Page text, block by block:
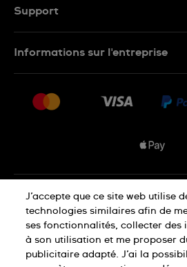
Support
Conditions De Vente
Informations sur l'entreprise
Nous rejoindre
Déclaration de
Déclaration concernant
J’accepte que ce site web utilise
technologies similaires afin de
ses fonctionnalités, collecter des
à son utilisation et me proposer
publicitaire adapté. J’ai la